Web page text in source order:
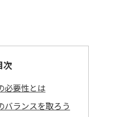
次
必要性とは
バランスを取ろう